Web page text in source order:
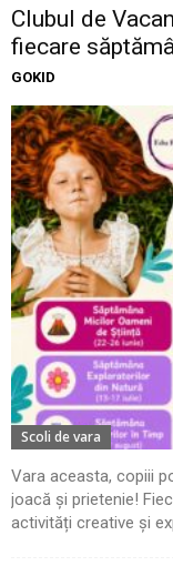
Clubul de
fiecare
GOKID
Scoli de vara
Vara aceasta, copiii
joacă și prietenie!
activități creative și